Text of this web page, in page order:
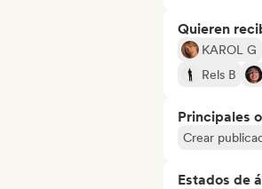
Quieren
KAROL G
Rels B
Principales
Crear
Estados de